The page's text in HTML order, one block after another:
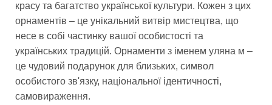
красу та багатство української культури. Кожен з цих
орнаментів – це унікальний витвір мистецтва, що
несе в собі частинку вашої особистості та
українських традицій. Орнаменти з іменем уляна м –
це чудовий подарунок для близьких, символ
особистого зв'язку, національної ідентичності,
самовираження.